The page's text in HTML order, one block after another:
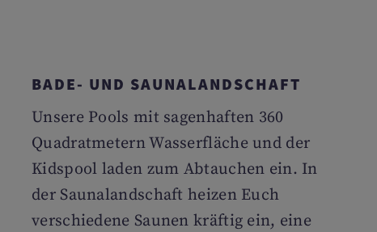
BADE- UND SAUNALANDSCHAFT
Unsere Pools mit sagenhaften 360
Quadratmetern Wasserfläche und der
Kidspool laden zum Abtauchen ein. In
der Saunalandschaft heizen Euch
verschiedene Saunen kräftig ein, eine